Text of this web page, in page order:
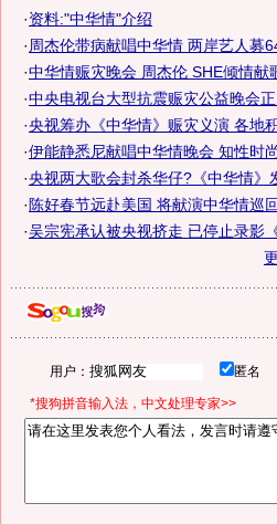
·资料:"中华情"介绍
· 周杰伦带病献唱中华情 两岸艺人募
·中华情赈灾晚会 周杰伦 SHE倾情献
·中央电视台大型抗震赈灾公益晚会
·央视筹办《中华情》赈灾义演 各地
·伊能静悉尼献唱中华情晚会 知性时尚
·央视两大歌会封杀华仔?《中华情》
· 陈好春节远赴美国 将献演中华情巡
·吴宗宪承认被央视挤走 已停止录影
用户： 匿名
*搜狗拼音输入法，中文处理专家>>